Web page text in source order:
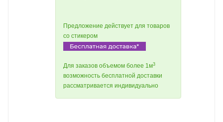
Предложение действует для товаров
со стикером
Для заказов объемом более 1м3
возможность бесплатной доставки
рассматривается индивидуально